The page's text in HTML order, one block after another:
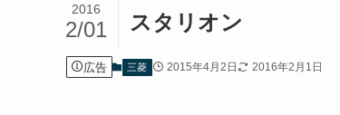
スタリオン
2016
2/01
広告 三菱 2015年4月2日 2016年2月1日